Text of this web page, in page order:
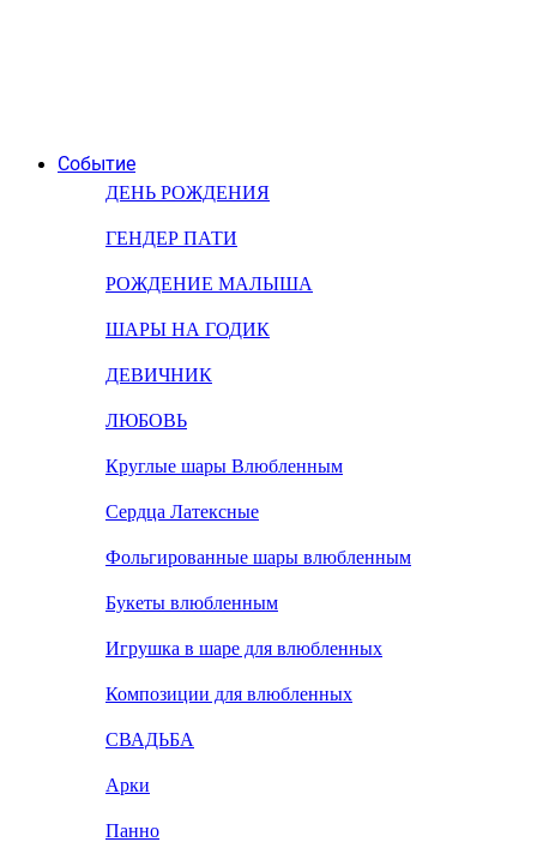
Событие
ДЕНЬ РОЖДЕНИЯ
ГЕНДЕР ПАТИ
РОЖДЕНИЕ МАЛЫША
ШАРЫ НА ГОДИК
ДЕВИЧНИК
ЛЮБОВЬ
Круглые шары Влюбленным
Сердца Латексные
Фольгированные шары влюбленным
Букеты влюбленным
Игрушка в шаре для влюбленных
Композиции для влюбленных
СВАДЬБА
Арки
Панно